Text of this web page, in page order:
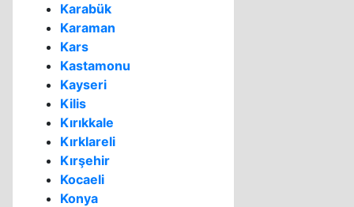
Karabük
Karaman
Kars
Kastamonu
Kayseri
Kilis
Kırıkkale
Kırklareli
Kırşehir
Kocaeli
Konya